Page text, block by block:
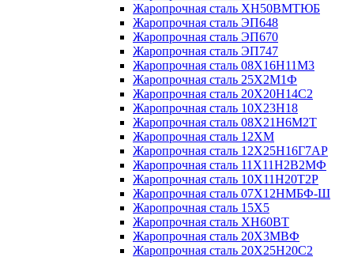
Жаропрочная сталь ХН50ВМТЮБ
Жаропрочная сталь ЭП648
Жаропрочная сталь ЭП670
Жаропрочная сталь ЭП747
Жаропрочная сталь 08Х16Н11М3
Жаропрочная сталь 25Х2М1Ф
Жаропрочная сталь 20Х20Н14С2
Жаропрочная сталь 10Х23Н18
Жаропрочная сталь 08Х21Н6М2Т
Жаропрочная сталь 12ХМ
Жаропрочная сталь 12Х25Н16Г7АР
Жаропрочная сталь 11Х11Н2В2МФ
Жаропрочная сталь 10Х11Н20Т2Р
Жаропрочная сталь 07Х12НМБФ-Ш
Жаропрочная сталь 15Х5
Жаропрочная сталь ХН60ВТ
Жаропрочная сталь 20Х3МВФ
Жаропрочная сталь 20Х25Н20С2